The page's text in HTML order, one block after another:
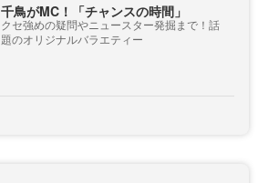
千鳥がMC！「チャンスの時間」
クセ強めの疑問やニュースター発掘まで！話
題のオリジナルバラエティー